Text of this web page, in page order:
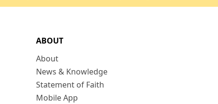
ABOUT
About
News & Knowledge
Statement of Faith
Mobile App